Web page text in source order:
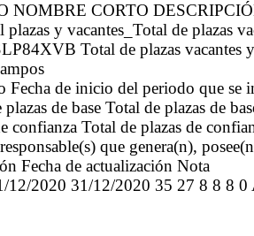
NOMBRE CORTO
plazas y vacantes_Total de plazas
Total de plazas vacantes
Fecha de inicio del periodo que se
de base Total de plazas de
confianza Total de plazas de
que genera(n),
Fecha de actualización Nota
12/2020 31/12/2020 35 27 8 8 8